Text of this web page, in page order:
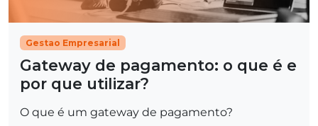
Gestao Empresarial
Gateway de pagamento: o que é e
por que utilizar?
O que é um gateway de pagamento?